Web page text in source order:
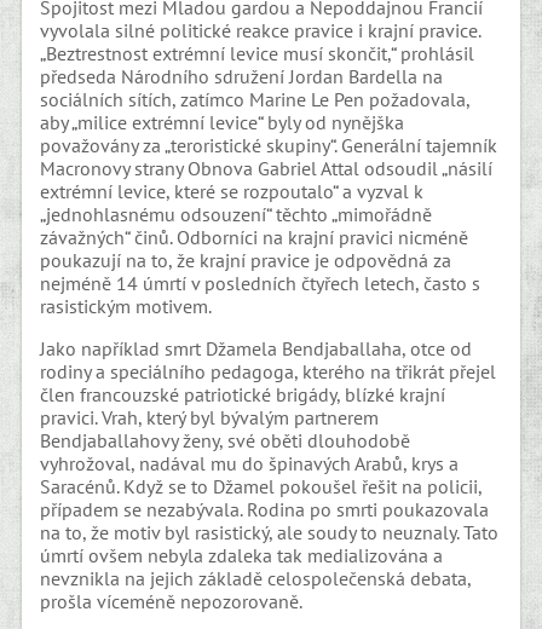
Spojitost mezi Mladou gardou a Nepoddajnou Francií
vyvolala silné politické reakce pravice i krajní pravice.
„Beztrestnost extrémní levice musí skončit,“ prohlásil
předseda Národního sdružení Jordan Bardella na
sociálních sítích, zatímco Marine Le Pen požadovala,
aby „milice extrémní levice“ byly od nynějška
považovány za „teroristické skupiny“. Generální tajemník
Macronovy strany Obnova Gabriel Attal odsoudil „násilí
extrémní levice, které se rozpoutalo“ a vyzval k
„jednohlasnému odsouzení“ těchto „mimořádně
závažných“ činů. Odborníci na krajní pravici nicméně
poukazují na to, že krajní pravice je odpovědná za
nejméně 14 úmrtí v posledních čtyřech letech, často s
rasistickým motivem.
Jako například smrt Džamela Bendjaballaha, otce od
rodiny a speciálního pedagoga, kterého na třikrát přejel
člen francouzské patriotické brigády, blízké krajní
pravici. Vrah, který byl bývalým partnerem
Bendjaballahovy ženy, své oběti dlouhodobě
vyhrožoval, nadával mu do špinavých Arabů, krys a
Saracénů. Když se to Džamel pokoušel řešit na policii,
případem se nezabývala. Rodina po smrti poukazovala
na to, že motiv byl rasistický, ale soudy to neuznaly. Tato
úmrtí ovšem nebyla zdaleka tak medializována a
nevznikla na jejich základě celospolečenská debata,
prošla víceméně nepozorovaně.